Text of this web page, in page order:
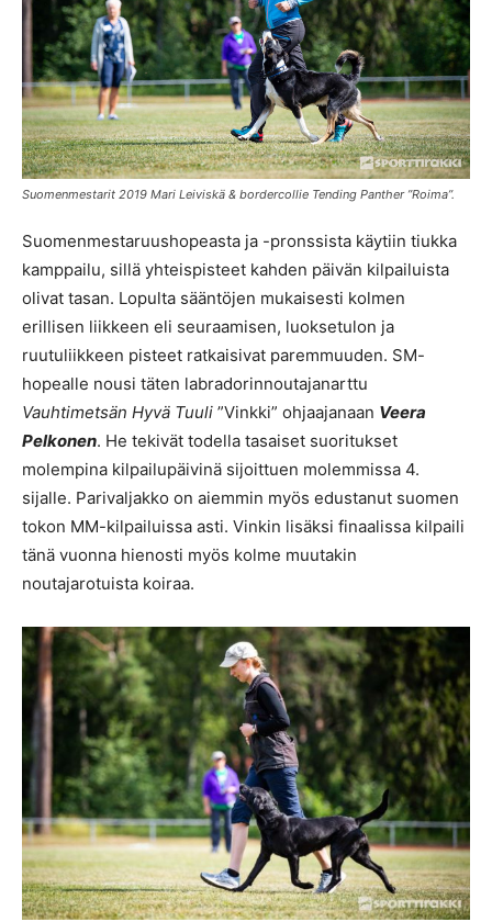
Suomenmestarit 2019 Mari Leiviskä & bordercollie Tending Panther ”Roima”.
Suomenmestaruushopeasta ja -pronssista käytiin tiukka
kamppailu, sillä yhteispisteet kahden päivän kilpailuista
olivat tasan. Lopulta sääntöjen mukaisesti kolmen
erillisen liikkeen eli seuraamisen, luoksetulon ja
ruutuliikkeen pisteet ratkaisivat paremmuuden. SM-
hopealle nousi täten labradorinnoutajanarttu
Vauhtimetsän Hyvä Tuuli ”Vinkki” ohjaajanaan Veera
Pelkonen. He tekivät todella tasaiset suoritukset
molempina kilpailupäivinä sijoittuen molemmissa 4.
sijalle. Parivaljakko on aiemmin myös edustanut suomen
tokon MM-kilpailuissa asti. Vinkin lisäksi finaalissa kilpaili
tänä vuonna hienosti myös kolme muutakin
noutajarotuista koiraa.